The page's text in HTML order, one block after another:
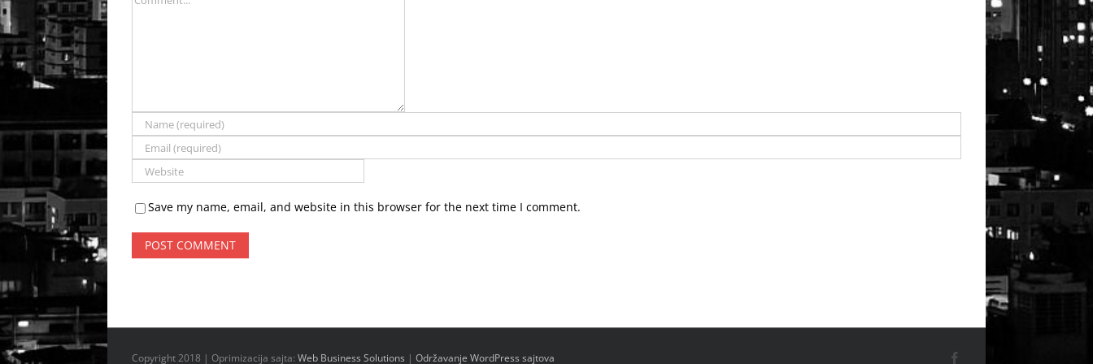
Save my name, email, and website in this browser for the next time I comment.
Copyright 2018 | Oprimizacija sajta: Web Business Solutions | Održavanje WordPress sajtova